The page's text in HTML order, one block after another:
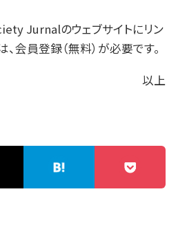
Jurnalのウェブサイトにリン
会員登録（無料）が必要です。
以上